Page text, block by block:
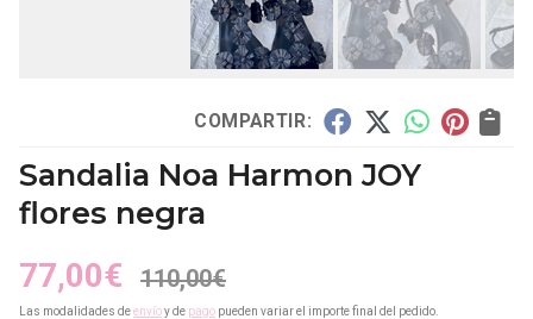
COMPARTIR:
Sandalia Noa Harmon JOY
flores negra
77,00€ 110,00€
Las modalidades deenvíoy de pago pueden variar el importe final del pedido.